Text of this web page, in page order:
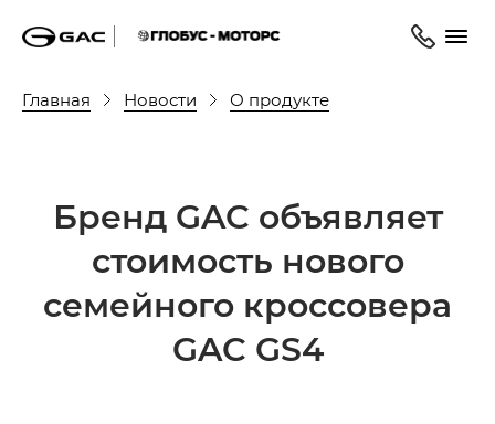
Главная Новости О продукте
Бренд GAC объявляет
стоимость нового
семейного кроссовера
GAC GS4